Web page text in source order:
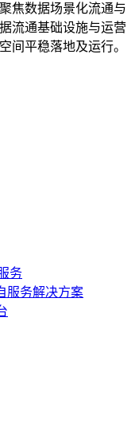
焦数据场景化流通与
流通基础设施与运营
间平稳落地及运行。
务
服务解决方案